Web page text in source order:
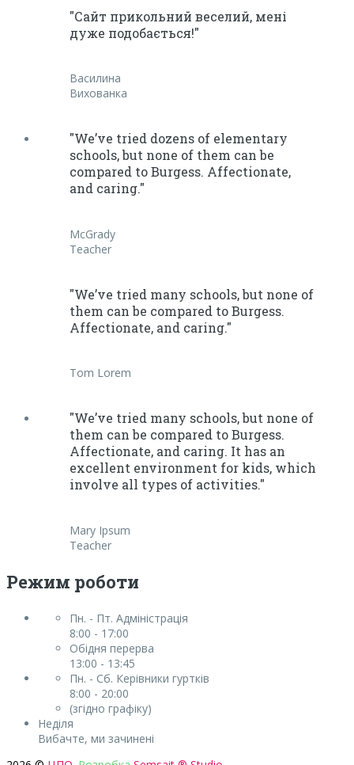
"Сайт прикольний веселий, мені
дуже подобається!"
Василина
Вихованка
"We’ve tried dozens of elementary
schools, but none of them can be
compared to Burgess. Affectionate,
and caring."
McGrady
Teacher
"We’ve tried many schools, but none of
them can be compared to Burgess.
Affectionate, and caring."
Tom Lorem
"We’ve tried many schools, but none of
them can be compared to Burgess.
Affectionate, and caring. It has an
excellent environment for kids, which
involve all types of activities."
Mary Ipsum
Teacher
Режим роботи
Пн. - Пт. Адміністрація
8:00 - 17:00
Обідня перерва
13:00 - 13:45
Пн. - Сб. Керівники гуртків
8:00 - 20:00
(згідно графіку)
Неділя
Вибачте, ми зачинені